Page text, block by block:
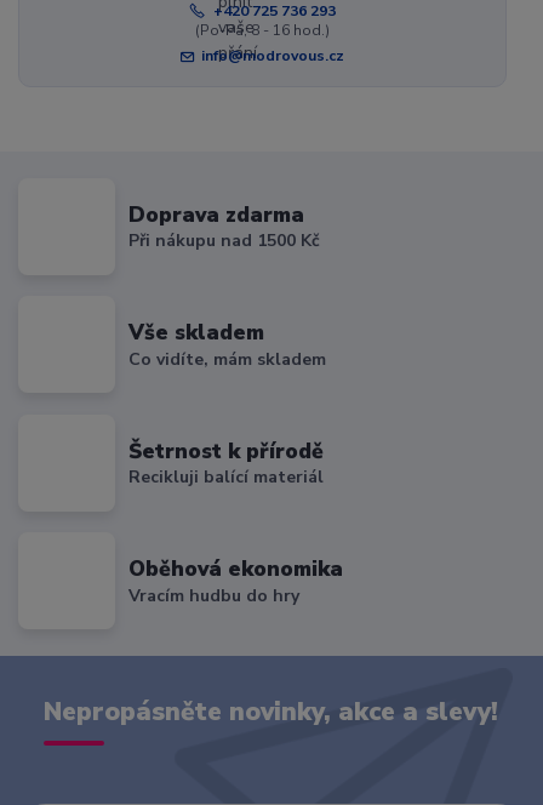
+420 725 736 293
(Po-Pá, 8 - 16 hod.)
info@modrovous.cz
Doprava zdarma
Při nákupu nad 1500 Kč
Vše skladem
Co vidíte, mám skladem
Šetrnost k přírodě
Recikluji balící materiál
Oběhová ekonomika
Vracím hudbu do hry
Nepropásněte novinky, akce a slevy!